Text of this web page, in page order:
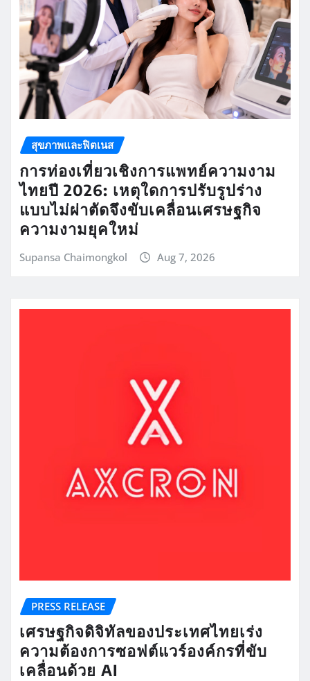
สุขภาพและฟิตเนส
การท่องเที่ยวเชิงการแพทย์ความงาม
ไทยปี 2026: เหตุใดการปรับรูปร่าง
แบบไม่ผ่าตัดจึงขับเคลื่อนเศรษฐกิจ
ความงามยุคใหม่
Supansa Chaimongkol Aug 7, 2026
PRESS RELEASE
เศรษฐกิจดิจิทัลของประเทศไทยเร่ง
ความต้องการซอฟต์แวร์องค์กรที่ขับ
เคลื่อนด้วย AI